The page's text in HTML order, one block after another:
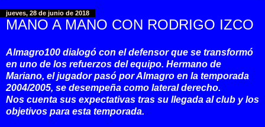
jueves, 28 de junio de 2018
MANO A MANO CON RODRIGO IZCO
Almagro100 dialogó con el defensor que se transformó
en uno de los refuerzos del equipo. Hermano de
Mariano, el jugador pasó por Almagro en la temporada
2004/2005, se desempeña como lateral derecho.
Nos cuenta sus expectativas tras su llegada al club y los
objetivos para esta temporada.